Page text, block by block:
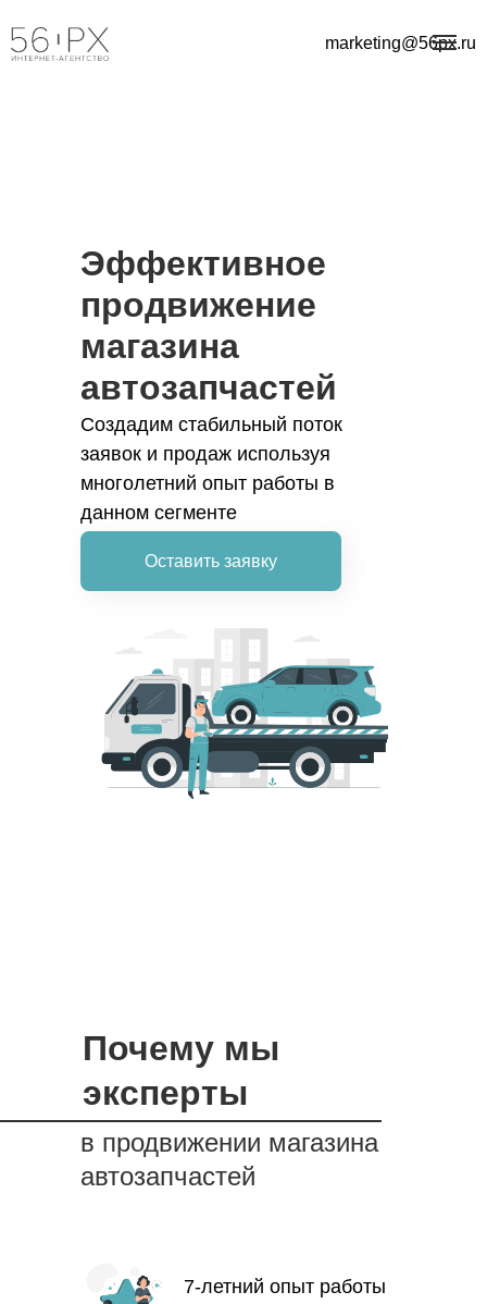
marketing@56px.ru
Эффективное
продвижение
магазина
автозапчастей
Создадим стабильный поток
заявок и продаж используя
многолетний опыт работы в
данном сегменте
Оставить заявку
Почему мы
эксперты
в продвижении магазина
автозапчастей
7-летний опыт работы